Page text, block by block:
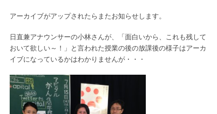
アーカイブがアップされたらまたお知らせします。
日直兼アナウンサーの小林さんが、「面白いから、これも残して
おいて欲しい～！」と言われた授業の後の放課後の様子はアーカ
イブになっているかはわかりませんが・・・